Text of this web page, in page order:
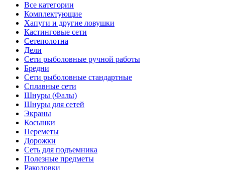
Все категории
Комплектующие
Хапуги и другие ловушки
Кастинговые сети
Сетеполотна
Дели
Сети рыболовные ручной работы
Бредни
Сети рыболовные стандартные
Сплавные сети
Шнуры (Фалы)
Шнуры для сетей
Экраны
Косынки
Переметы
Дорожки
Сеть для подъемника
Полезные предметы
Раколовки